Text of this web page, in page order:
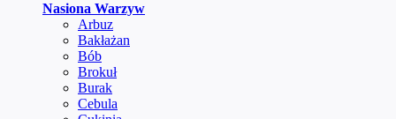
Nasiona Warzyw
Arbuz
Bakłażan
Bób
Brokuł
Burak
Cebula